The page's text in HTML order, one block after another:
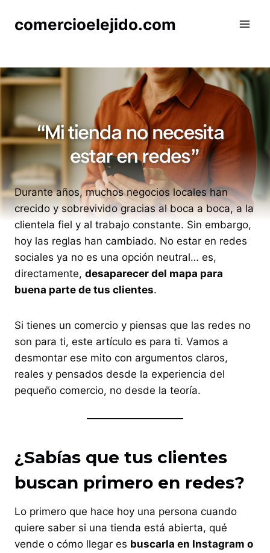
comercioelejido.com
Durante años, muchos negocios locales han
crecido y sobrevivido gracias al boca a boca, a la
clientela fiel y al trabajo constante. Sin embargo,
hoy las reglas han cambiado. No estar en redes
sociales ya no es una opción neutral… es,
directamente, desaparecer del mapa para
buena parte de tus clientes.
Si tienes un comercio y piensas que las redes no
son para ti, este artículo es para ti. Vamos a
desmontar ese mito con argumentos claros,
reales y pensados desde la experiencia del
pequeño comercio, no desde la teoría.
¿Sabías que tus clientes
buscan primero en redes?
Lo primero que hace hoy una persona cuando
quiere saber si una tienda está abierta, qué
vende o cómo llegar es buscarla en Instagram o